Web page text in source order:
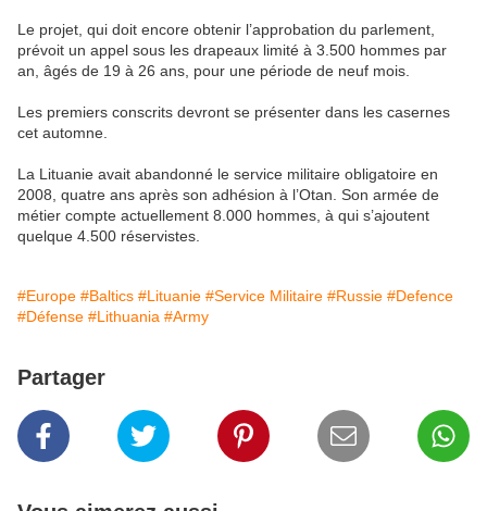
Le projet, qui doit encore obtenir l’approbation du parlement,
prévoit un appel sous les drapeaux limité à 3.500 hommes par
an, âgés de 19 à 26 ans, pour une période de neuf mois.
Les premiers conscrits devront se présenter dans les casernes
cet automne.
La Lituanie avait abandonné le service militaire obligatoire en
2008, quatre ans après son adhésion à l’Otan. Son armée de
métier compte actuellement 8.000 hommes, à qui s’ajoutent
quelque 4.500 réservistes.
#Europe #Baltics #Lituanie #Service Militaire #Russie #Defence
#Défense #Lithuania #Army
Partager